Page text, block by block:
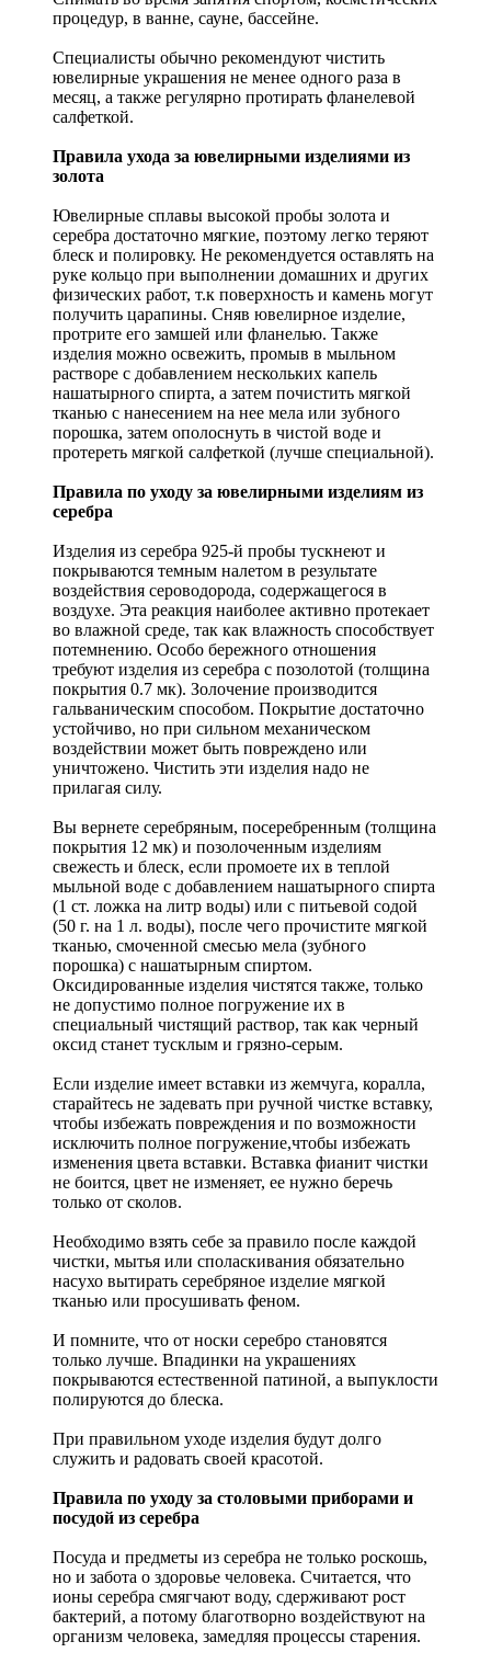
процедур, в ванне, сауне, бассейне.
Специалисты обычно рекомендуют чистить
ювелирные украшения не менее одного раза в
месяц, а также регулярно протирать фланелевой
салфеткой.
Правила ухода за ювелирными изделиями из
золота
Ювелирные сплавы высокой пробы золота и
серебра достаточно мягкие, поэтому легко теряют
блеск и полировку. Не рекомендуется оставлять на
руке кольцо при выполнении домашних и других
физических работ, т.к поверхность и камень могут
получить царапины. Сняв ювелирное изделие,
протрите его замшей или фланелью. Также
изделия можно освежить, промыв в мыльном
растворе с добавлением нескольких капель
нашатырного спирта, а затем почистить мягкой
тканью с нанесением на нее мела или зубного
порошка, затем ополоснуть в чистой воде и
протереть мягкой салфеткой (лучше специальной).
Правила по уходу за ювелирными изделиям из
серебра
Изделия из серебра 925-й пробы тускнеют и
покрываются темным налетом в результате
воздействия сероводорода, содержащегося в
воздухе. Эта реакция наиболее активно протекает
во влажной среде, так как влажность способствует
потемнению. Особо бережного отношения
требуют изделия из серебра с позолотой (толщина
покрытия 0.7 мк). Золочение производится
гальваническим способом. Покрытие достаточно
устойчиво, но при сильном механическом
воздействии может быть повреждено или
уничтожено. Чистить эти изделия надо не
прилагая силу.
Вы вернете серебряным, посеребренным (толщина
покрытия 12 мк) и позолоченным изделиям
свежесть и блеск, если промоете их в теплой
мыльной воде с добавлением нашатырного спирта
(1 ст. ложка на литр воды) или с питьевой содой
(50 г. на 1 л. воды), после чего прочистите мягкой
тканью, смоченной смесью мела (зубного
порошка) с нашатырным спиртом.
Оксидированные изделия чистятся также, только
не допустимо полное погружение их в
специальный чистящий раствор, так как черный
оксид станет тусклым и грязно-серым.
Если изделие имеет вставки из жемчуга, коралла,
старайтесь не задевать при ручной чистке вставку,
чтобы избежать повреждения и по возможности
исключить полное погружение,чтобы избежать
изменения цвета вставки. Вставка фианит чистки
не боится, цвет не изменяет, ее нужно беречь
только от сколов.
Необходимо взять себе за правило после каждой
чистки, мытья или споласкивания обязательно
насухо вытирать серебряное изделие мягкой
тканью или просушивать феном.
И помните, что от носки серебро становятся
только лучше. Впадинки на украшениях
покрываются естественной патиной, а выпуклости
полируются до блеска.
При правильном уходе изделия будут долго
служить и радовать своей красотой.
Правила по уходу за столовыми приборами и
посудой из серебра
Посуда и предметы из серебра не только роскошь,
но и забота о здоровье человека. Считается, что
ионы серебра смягчают воду, сдерживают рост
бактерий, а потому благотворно воздействуют на
организм человека, замедляя процессы старения.